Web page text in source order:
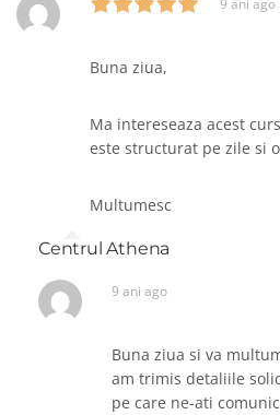
9 ani ago
Buna ziua,
Ma intereseaza acest
este structurat pe zile si
Multumesc
Centrul Athena
9 ani ago
Buna ziua si va
am trimis detaliile
pe care ne-ati